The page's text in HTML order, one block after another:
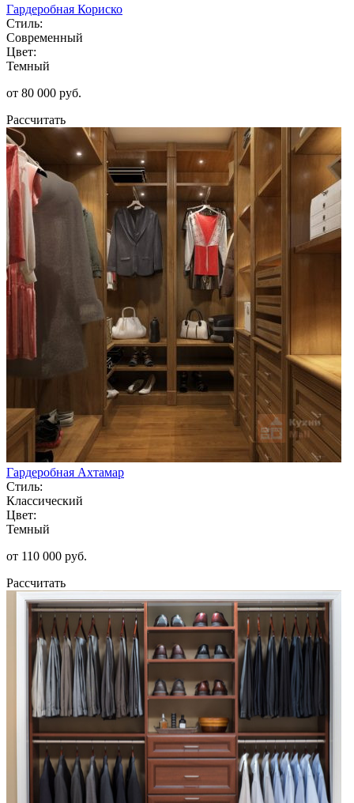
Гардеробная Кориско
Стиль:
Современный
Цвет:
Темный
от 80 000 руб.
Рассчитать
Гардеробная Ахтамар
Стиль:
Классический
Цвет:
Темный
от 110 000 руб.
Рассчитать